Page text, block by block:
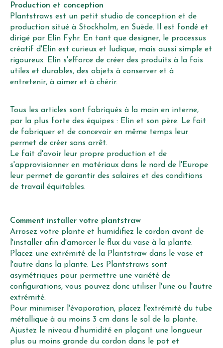
Production et conception
Plantstraws est un petit studio de conception et de
production situé à Stockholm, en Suède. Il est fondé et
dirigé par Elin Fyhr. En tant que designer, le processus
créatif d'Elin est curieux et ludique, mais aussi simple et
rigoureux. Elin s'efforce de créer des produits à la fois
utiles et durables, des objets à conserver et à
entretenir, à aimer et à chérir.
Tous les articles sont fabriqués à la main en interne,
par la plus forte des équipes : Elin et son père. Le fait
de fabriquer et de concevoir en même temps leur
permet de créer sans arrêt.
Le fait d'avoir leur propre production et de
s'approvisionner en matériaux dans le nord de l'Europe
leur permet de garantir des salaires et des conditions
de travail équitables.
Comment installer votre plantstraw
Arrosez votre plante et humidifiez le cordon avant de
l'installer afin d'amorcer le flux du vase à la plante.
Placez une extrémité de la Plantstraw dans le vase et
l'autre dans la plante. Les Plantstraws sont
asymétriques pour permettre une variété de
configurations, vous pouvez donc utiliser l'une ou l'autre
extrémité.
Pour minimiser l'évaporation, placez l'extrémité du tube
métallique à au moins 3 cm dans le sol de la plante.
Ajustez le niveau d'humidité en plaçant une longueur
plus ou moins grande du cordon dans le pot et